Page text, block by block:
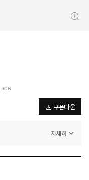
108
쿠폰다운
자세히